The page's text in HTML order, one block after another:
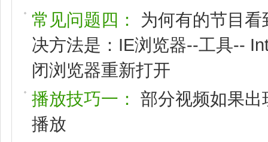
常见问题四：
为何有的节目
决方法是：IE浏览器--工具--
闭浏览器重新打开
播放技巧一：
部分视频如果
播放